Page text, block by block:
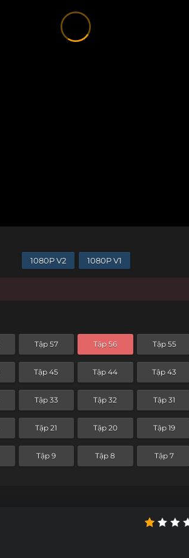
1080P V2 1080P V1
Tập 57 Tập 56 Tập 55
Tập 45 Tập 44 Tập 43
Tập 33 Tập 32 Tập 31
Tập 21 Tập 20 Tập 19
Tập 9 Tập 8 Tập 7